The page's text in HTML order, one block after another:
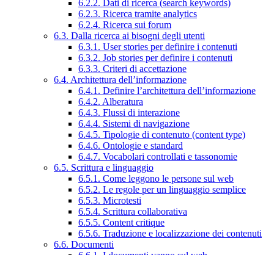
6.2.2. Dati di ricerca (search keywords)
6.2.3. Ricerca tramite analytics
6.2.4. Ricerca sui forum
6.3. Dalla ricerca ai bisogni degli utenti
6.3.1. User stories per definire i contenuti
6.3.2. Job stories per definire i contenuti
6.3.3. Criteri di accettazione
6.4. Architettura dell’informazione
6.4.1. Definire l’architettura dell’informazione
6.4.2. Alberatura
6.4.3. Flussi di interazione
6.4.4. Sistemi di navigazione
6.4.5. Tipologie di contenuto (content type)
6.4.6. Ontologie e standard
6.4.7. Vocabolari controllati e tassonomie
6.5. Scrittura e linguaggio
6.5.1. Come leggono le persone sul web
6.5.2. Le regole per un linguaggio semplice
6.5.3. Microtesti
6.5.4. Scrittura collaborativa
6.5.5. Content critique
6.5.6. Traduzione e localizzazione dei contenuti
6.6. Documenti